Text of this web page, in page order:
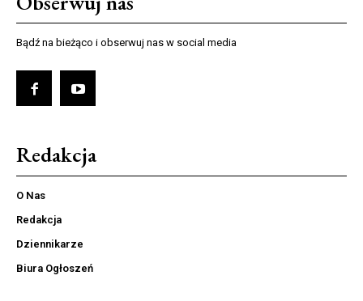
Bądź na bieżąco i obserwuj nas w social media
Redakcja
O Nas
Redakcja
Dziennikarze
Biura Ogłoszeń